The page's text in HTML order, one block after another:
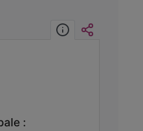
Informations
: